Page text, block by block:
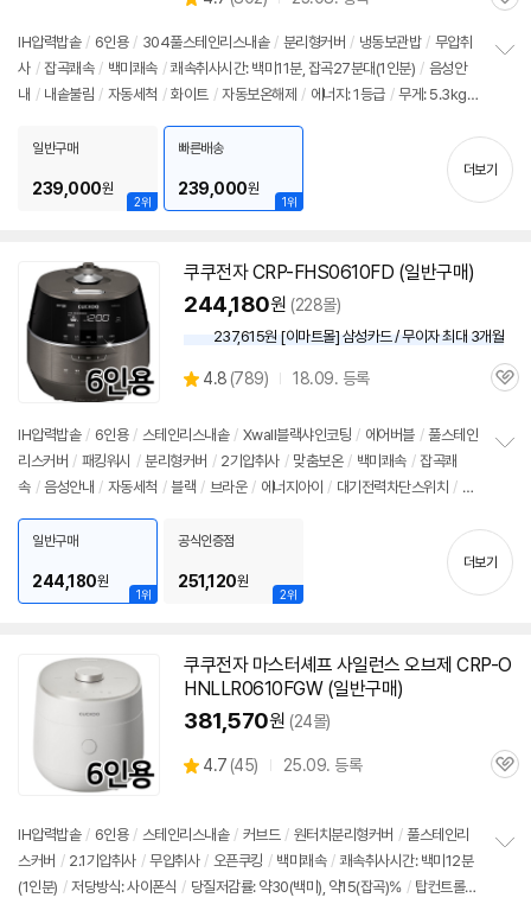
가
별
점
리
뷰
관
IH압력밥솥 / 6인용 / 304풀스테인리스내솥 / 분리형커버 / 냉동보관밥 / 무압취
사 / 잡곡쾌속 / 백미쾌속 / 쾌속취사시간: 백미11분, 잡곡27분대(1인분) / 음성안
내 / 내솥불림 / 자동세척 / 화이트 / 자동보온해제 / 에너지: 1등급 / 무게: 5.3kg
기
2위
일반구매
239,000원
1위
빠른배송
239,000원
더보기
쿠쿠전자 CRP-FHS0610FD (일반구매)
244,180원 (228몰)
237,615원 [이마트몰] 삼성카드 / 무이자 최대 3개월
별
4.8 (상
리
뷰
789) 18.09. 등록
관
IH압력밥솥 / 6인용 / 스테인리스내솥 / Xwall블랙샤인코팅 / 에어버블 / 풀스테인
리스커버 / 패킹워시 / 분리형커버 / 2기압취사 / 맞춤보온 / 백미쾌속 / 잡곡쾌
속 / 음성안내 / 자동세척 / 블랙 / 브라운 / 에너지아이 / 대기전력차단스위치 / 에
기
1위
일반구매
244,180원
2위
공식인증점
251,120원
더보기
쿠쿠전자 마스터셰프 사일런스 오브제 CRP-O
HNLLR0610FGW (일반구매)
381,570원 (24몰)
별
4.7 (상
뷰
45) 25.09. 등록
관
IH압력밥솥 / 6인용 / 스테인리스내솥 / 커브드 / 원터치분리형커버 / 풀스테인리
스커버 / 2.1기압취사 / 무압취사 / 오픈쿠킹 / 백미쾌속 / 쾌속취사시간: 백미12분
(1인분) / 저당방식: 사이폰식 / 당질저감률: 약30(백미), 약15(잡곡)% / 탑컨트롤
세부정보 열기/접기